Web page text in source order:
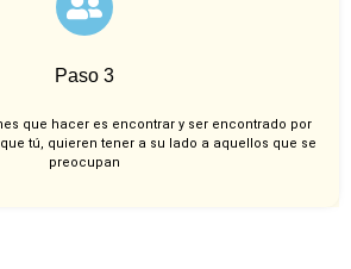
Paso 3
que hacer es encontrar y ser encontrado por
tú, quieren tener a su lado a aquellos que se
preocupan